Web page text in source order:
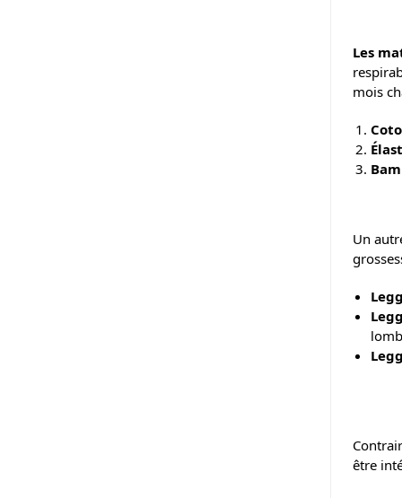
Les
mois
Un
être